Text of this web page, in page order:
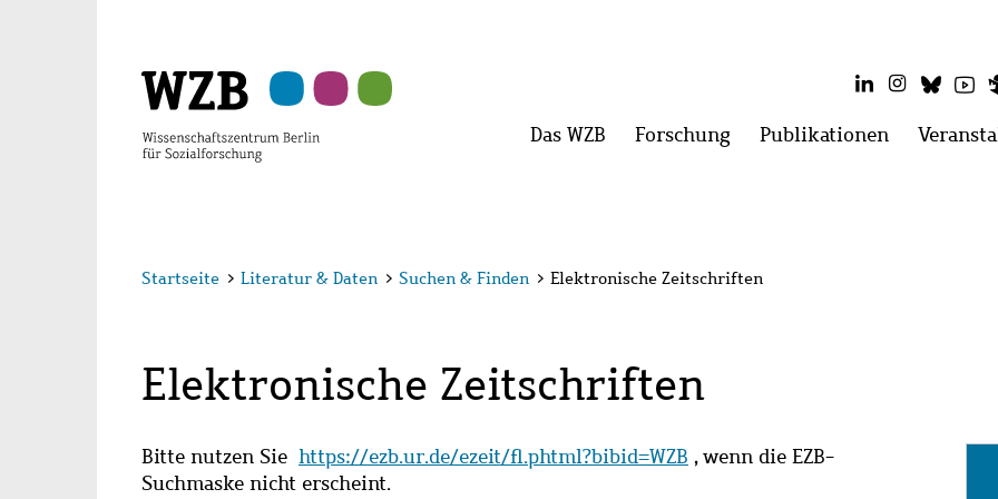
LinkedInInstagram
Hauptmenü
Das WZB Menü
Forschung Menü
Publikationen Menü
Startseite > Literatur & Daten > Suchen & Finden > Elektronische Zeitschriften
Elektronische Zeitschriften
Bitte nutzen Sie https://ezb.ur.de/ezeit/fl.phtml?bibid=WZB , wenn die EZB-
Suchmaske nicht erscheint.